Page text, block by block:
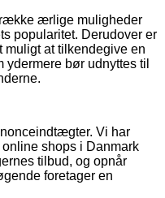
ærlige muligheder
popularitet. Derudover er
muligt at tilkendegive en
bør udnyttes til
Vi har
shops i Danmark
tilbud, og opnår
foretager en